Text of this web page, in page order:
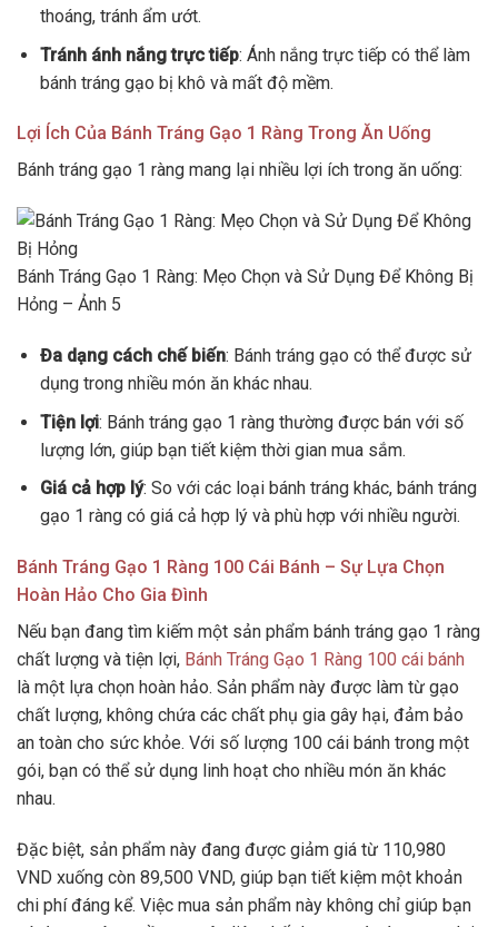
thoáng, tránh ẩm ướt.
Tránh ánh nắng trực tiếp: Ánh nắng trực tiếp có thể làm
bánh tráng gạo bị khô và mất độ mềm.
Lợi Ích Của Bánh Tráng Gạo 1 Ràng Trong Ăn Uống
Bánh tráng gạo 1 ràng mang lại nhiều lợi ích trong ăn uống:
Bánh Tráng Gạo 1 Ràng: Mẹo Chọn và Sử Dụng Để Không Bị
Hỏng – Ảnh 5
Đa dạng cách chế biến: Bánh tráng gạo có thể được sử
dụng trong nhiều món ăn khác nhau.
Tiện lợi: Bánh tráng gạo 1 ràng thường được bán với số
lượng lớn, giúp bạn tiết kiệm thời gian mua sắm.
Giá cả hợp lý: So với các loại bánh tráng khác, bánh tráng
gạo 1 ràng có giá cả hợp lý và phù hợp với nhiều người.
Bánh Tráng Gạo 1 Ràng 100 Cái Bánh – Sự Lựa Chọn
Hoàn Hảo Cho Gia Đình
Nếu bạn đang tìm kiếm một sản phẩm bánh tráng gạo 1 ràng
chất lượng và tiện lợi, Bánh Tráng Gạo 1 Ràng 100 cái bánh
là một lựa chọn hoàn hảo. Sản phẩm này được làm từ gạo
chất lượng, không chứa các chất phụ gia gây hại, đảm bảo
an toàn cho sức khỏe. Với số lượng 100 cái bánh trong một
gói, bạn có thể sử dụng linh hoạt cho nhiều món ăn khác
nhau.
Đặc biệt, sản phẩm này đang được giảm giá từ 110,980
VND xuống còn 89,500 VND, giúp bạn tiết kiệm một khoản
chi phí đáng kể. Việc mua sản phẩm này không chỉ giúp bạn